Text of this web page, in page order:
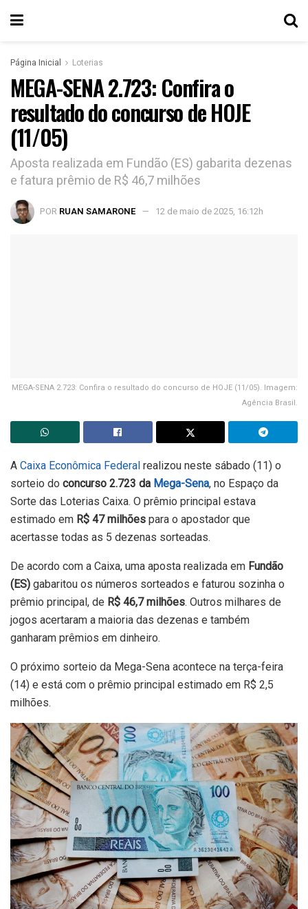
Página Inicial Loterias
MEGA-SENA 2.723: Confira o
resultado do concurso de HOJE
(11/05)
Aposta realizada em Fundão (ES) gabarita dezenas
e fatura prêmio de R$ 46,7 milhões
POR RUAN SAMARONE 12 de maio de 2025, 16:12h
MEGA-SENA 2.723: Confira o resultado do concurso de HOJE (11/05). Imagem:
Agência Brasil.
A Caixa Econômica Federal realizou neste sábado (11) o
sorteio do concurso 2.723 da Mega-Sena, no Espaço da
Sorte das Loterias Caixa. O prêmio principal estava
estimado em R$ 47 milhões para o apostador que
acertasse todas as 5 dezenas sorteadas.
De acordo com a Caixa, uma aposta realizada em Fundão
(ES) gabaritou os números sorteados e faturou sozinha o
prêmio principal, de R$ 46,7 milhões. Outros milhares de
jogos acertaram a maioria das dezenas e também
ganharam prêmios em dinheiro.
O próximo sorteio da Mega-Sena acontece na terça-feira
(14) e está com o prêmio principal estimado em R$ 2,5
milhões.